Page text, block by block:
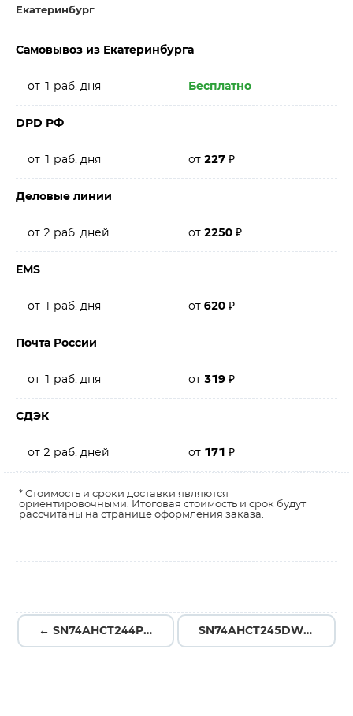
Екатеринбург
Самовывоз из Екатеринбурга
от 1 раб. дня Бесплатно
DPD РФ
от 1 раб. дня от 227 ₽
Деловые линии
от 2 раб. дней от 2250 ₽
EMS
от 1 раб. дня от 620 ₽
Почта России
от 1 раб. дня от 319 ₽
СДЭК
от 2 раб. дней от 171 ₽
* Стоимость и сроки доставки являются
ориентировочными. Итоговая стоимость и срок будут
рассчитаны на странице оформления заказа.
← SN74AHCT244PWR SN74AHCT245DWR →